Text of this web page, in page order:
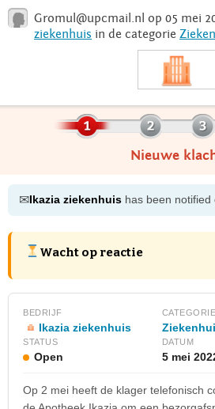
Login
Gromul@upcmail.nl op 05 mei
ziekenhuis in de categorie
Nieuwe
✉Ikazia ziekenhuis has been
Wacht op reactie
BEDRIJF
Ikazia ziekenhuis
CATEGORIE
STATUS
Open
DATUM
5 mei
Op 2 mei heeft de klager telefonisch